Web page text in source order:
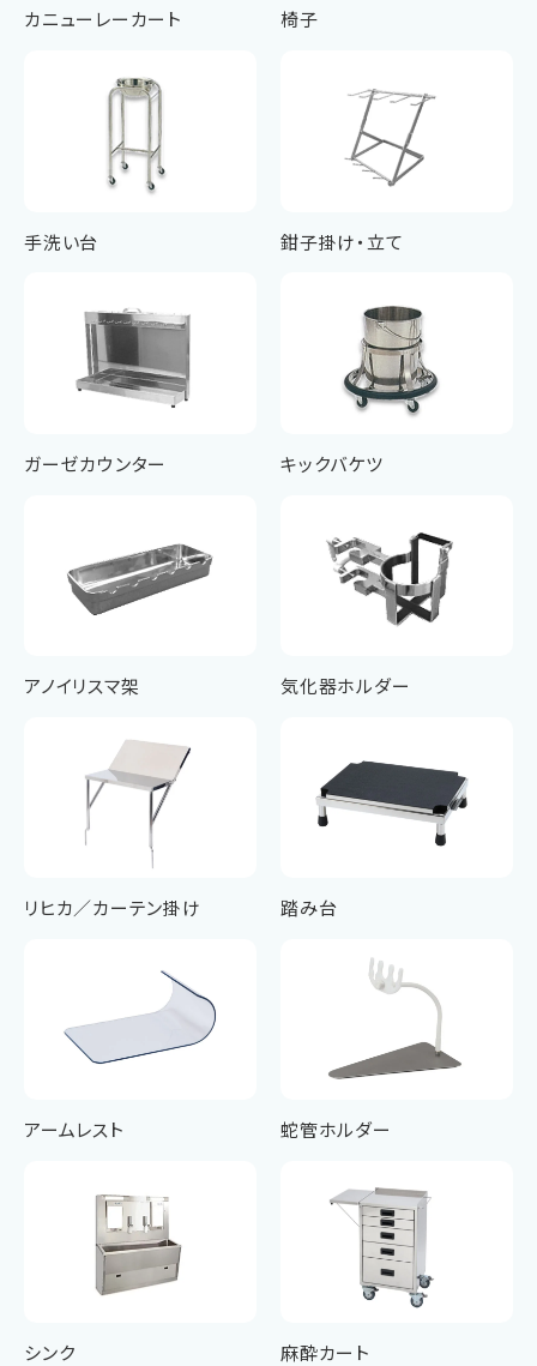
カニューレーカート 椅子
手洗い台 鉗子掛け・立て
ガーゼカウンター キックバケツ
アノイリスマ架 気化器ホルダー
リヒカ／カーテン掛け 踏み台
アームレスト 蛇管ホルダー
シンク 麻酔カート